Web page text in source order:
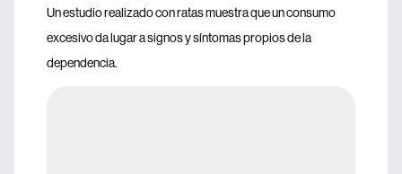
Un estudio realizado con ratas muestra que un consumo
excesivo da lugar a signos y síntomas propios de la
dependencia.